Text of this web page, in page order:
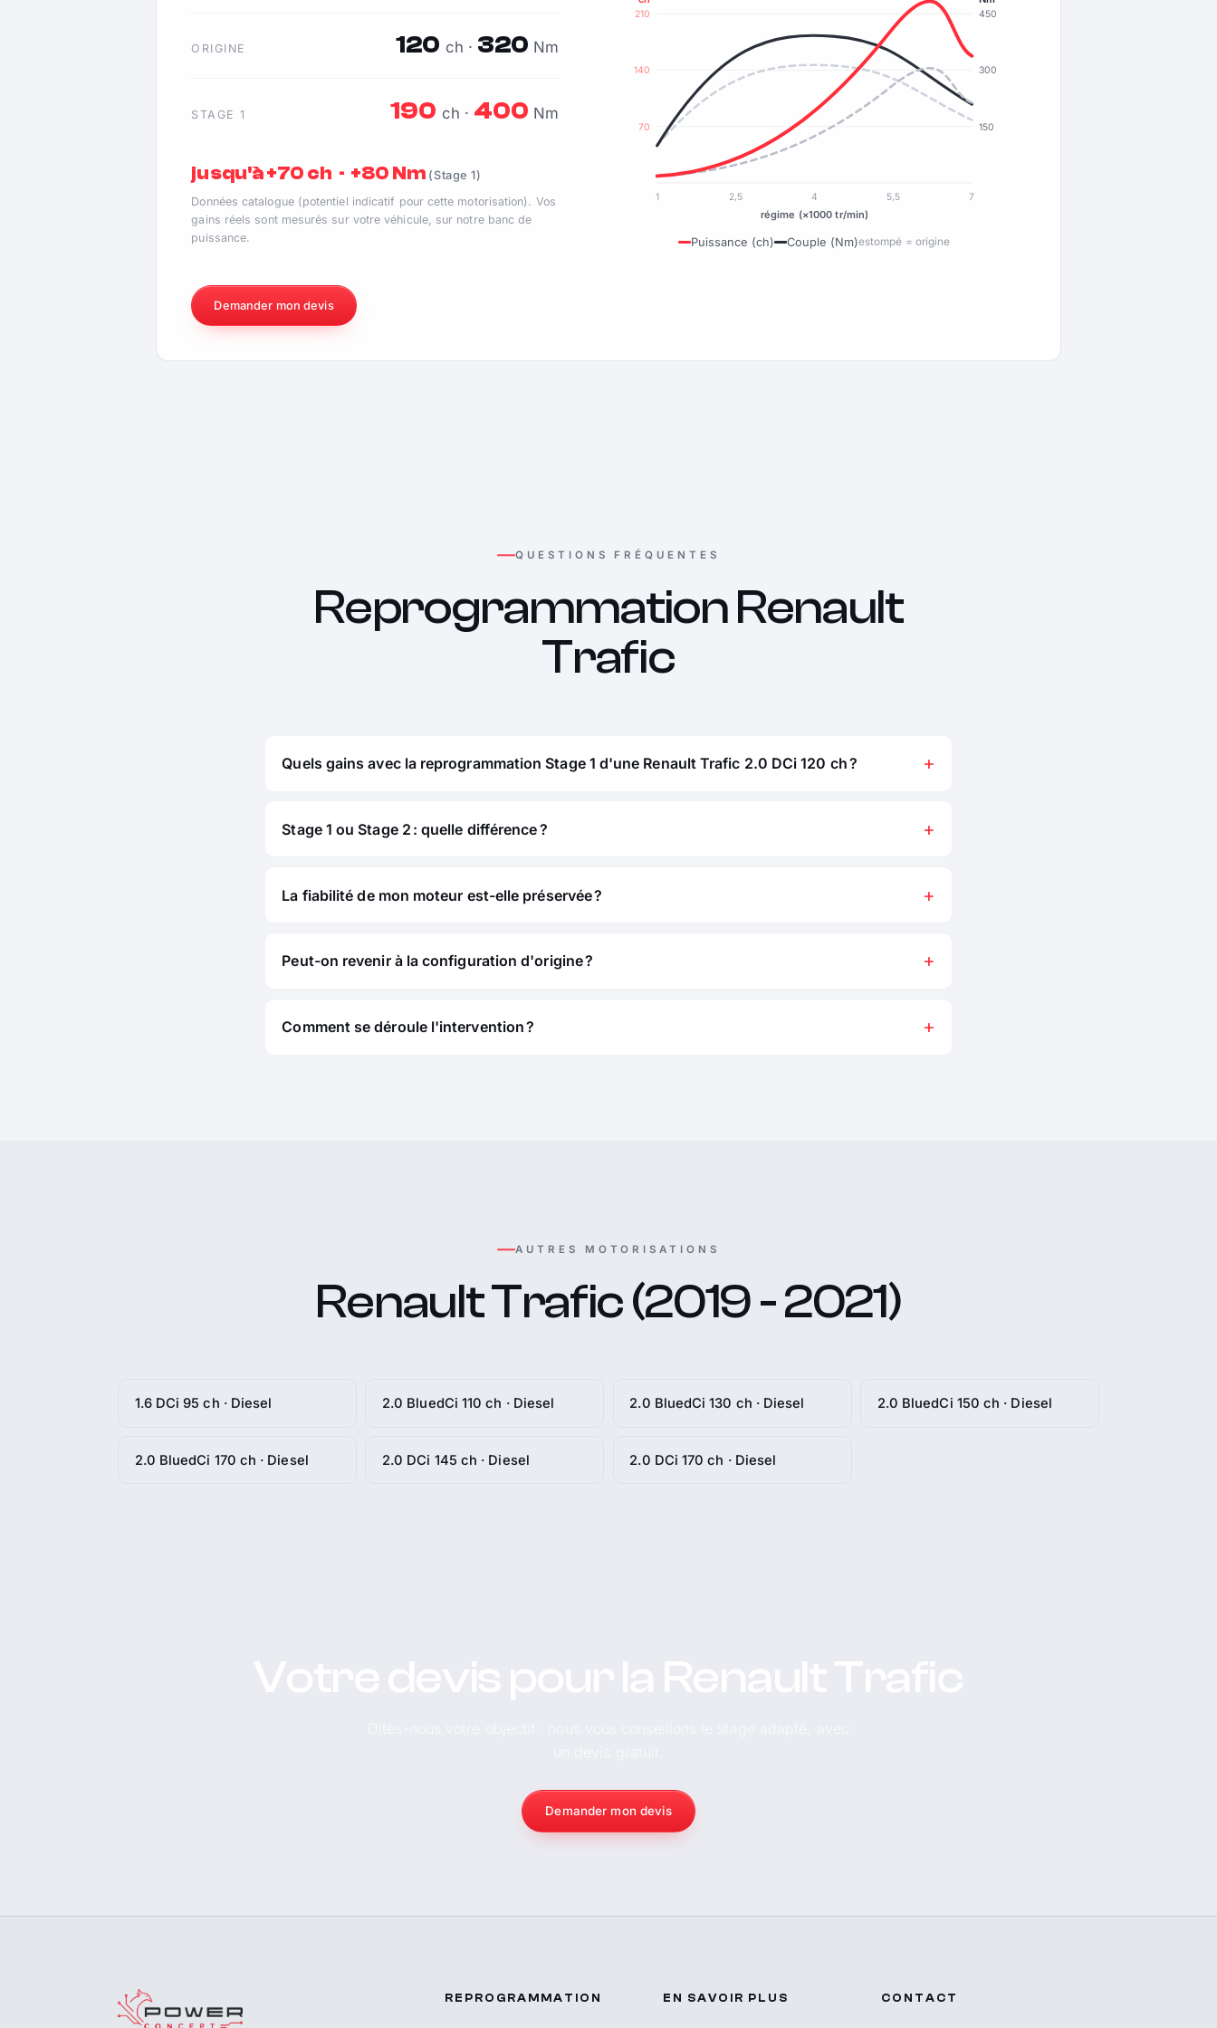
ORIGINE 120 ch · 320 Nm
STAGE 1 190 ch · 400 Nm
jusqu'à +70 ch · +80 Nm (Stage 1)
Données catalogue (potentiel indicatif pour cette motorisation). Vos
gains réels sont mesurés sur votre véhicule, sur notre banc de
puissance.
70
140
210
150
300
450
1 2,5 4 5,5 7
régime (×1000 tr/min)
Puissance (ch) Couple (Nm)estompé = origine
Demander mon devis
QUESTIONS FRÉQUENTES
Reprogrammation Renault
Trafic
Quels gains avec la reprogrammation Stage 1 d'une Renault Trafic 2.0 DCi 120 ch ?
Stage 1 ou Stage 2 : quelle différence ?
La fiabilité de mon moteur est-elle préservée ?
Peut-on revenir à la configuration d'origine ?
Comment se déroule l'intervention ?
AUTRES MOTORISATIONS
Renault Trafic (2019 - 2021)
1.6 DCi 95 ch · Diesel 2.0 BluedCi 110 ch · Diesel 2.0 BluedCi 130 ch · Diesel 2.0 BluedCi 150 ch · Diesel
2.0 BluedCi 170 ch · Diesel 2.0 DCi 145 ch · Diesel 2.0 DCi 170 ch · Diesel
Demander mon devis
REPROGRAMMATION EN SAVOIR PLUS CONTACT